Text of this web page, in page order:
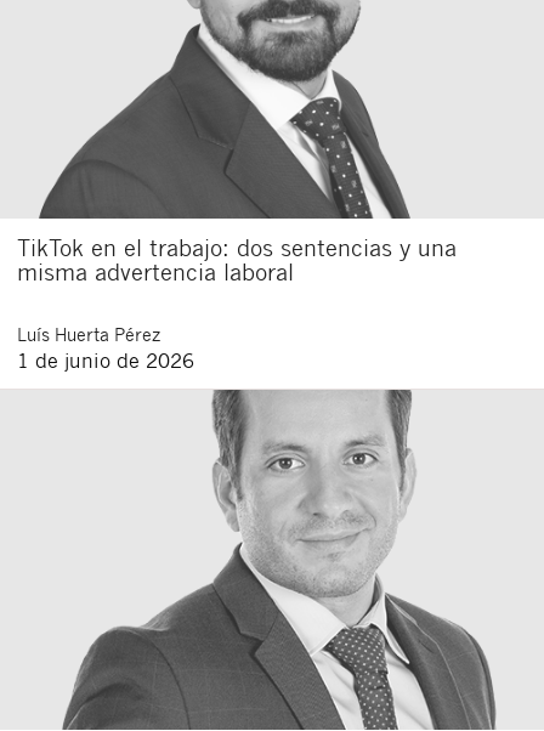
TikTok en el trabajo: dos sentencias y una
misma advertencia laboral
Luís Huerta Pérez
1 de junio de 2026